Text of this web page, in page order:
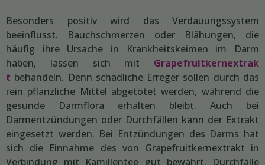
Besonders positiv wird das Verdauungssystem
beeinflusst. Bauchschmerzen oder Blähungen, die
häufig ihre Ursache in Krankheitskeimen im Darm
haben, lassen sich mit Grapefruitkernextrak
t behandeln. Denn schädliche Erreger sollen durch das
rein pflanzliche Mittel abgetötet werden, während die
gesunde Darmflora erhalten bleibt. Auch bei
Darmentzündungen oder Durchfällen kann der Extrakt
eingesetzt werden. Bei Entzündungen des Darms hat
sich die Einnahme des von Grapefruitkernextrakt in
Verbindung mit Kamillentee gut bewährt. Durchfälle